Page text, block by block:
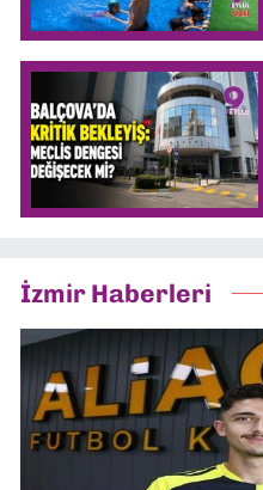
İzmir Haberleri